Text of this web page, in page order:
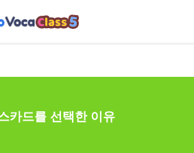
카드를 선택한 이유